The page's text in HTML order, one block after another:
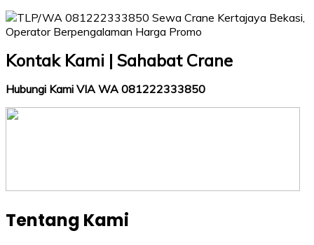
Kontak Kami | Sahabat Crane
Hubungi Kami VIA WA 081222333850
Tentang Kami